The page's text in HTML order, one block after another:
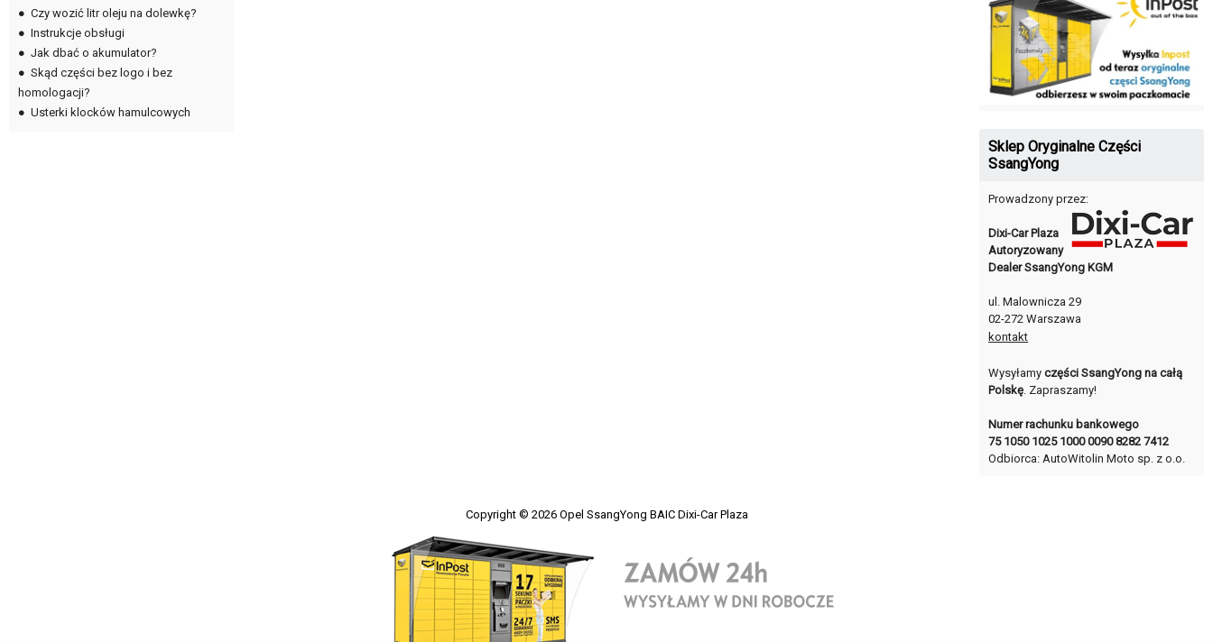
● Czy wozić litr oleju na dolewkę?
● Instrukcje obsługi
● Jak dbać o akumulator?
● Skąd części bez logo i bez
homologacji?
● Usterki klocków hamulcowych
Sklep Oryginalne Części
SsangYong
Prowadzony przez:
Dixi-Car Plaza
Autoryzowany
Dealer SsangYong KGM
ul. Malownicza 29
02-272 Warszawa
kontakt
Wysyłamyczęści SsangYong na całą
Polskę. Zapraszamy!
Numer rachunku bankowego
75 1050 1025 1000 0090 8282 7412
Odbiorca: AutoWitolin Moto sp. z o.o.
Copyright © 2026 Opel SsangYong BAIC Dixi-Car Plaza